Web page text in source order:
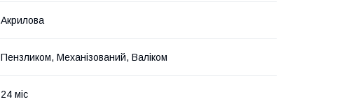
Акрилова
Пензликом, Механізований, Валіком
24 міс